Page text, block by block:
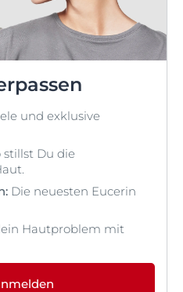
und exklusive
stillst Du die
Die neuesten Eucerin
Hautproblem mit